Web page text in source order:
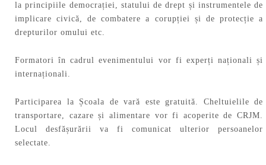
la principiile democrației, statului de drept și instrumentele de
implicare civică, de combatere a corupției și de protecție a
drepturilor omului etc.
Formatori în cadrul evenimentului vor fi experți naționali și
internaționali.
Participarea la Școala de vară este gratuită. Cheltuielile de
transportare, cazare și alimentare vor fi acoperite de CRJM.
Locul desfășurării va fi comunicat ulterior persoanelor
selectate.